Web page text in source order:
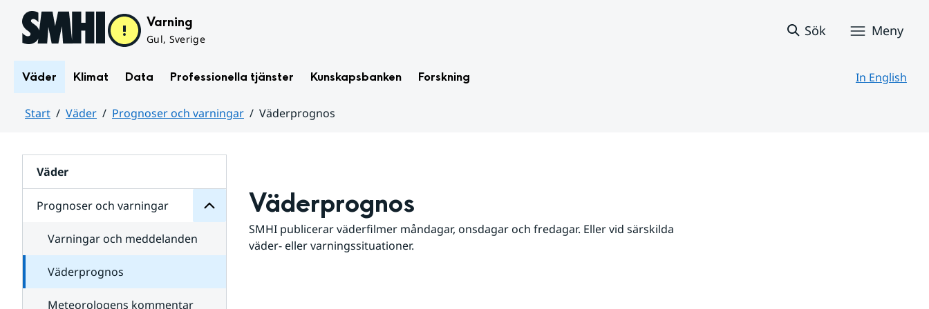
Hoppa till sidans innehåll Varning
Gul, Sverige
Sök Meny
Väder Klimat Data Professionella tjänster Kunskapsbanken Forskning In English
Start Väder Prognoser och varningar
Väderprognos
Väder
Prognoser och varningar
för
varningar
Varningar och meddelanden
Väderprognos
Meteorologens kommentar
Väderprognos
SMHI publicerar väderfilmer måndagar, onsdagar och fredagar. Eller vid särskilda
väder- eller varningssituationer.